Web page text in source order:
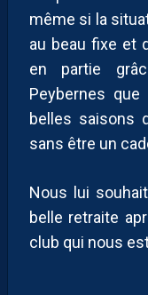
même si la
au beau fixe et
en partie
Peybernes
belles saisons
sans être un
Nous lui
belle retraite
club qui nous